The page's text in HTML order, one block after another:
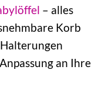
– alles
Korb
an Ihre